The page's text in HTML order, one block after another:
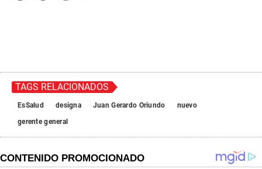
TAGS RELACIONADOS
EsSalud designa Juan Gerardo Oriundo
nuevo
gerente general